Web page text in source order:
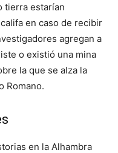
tierra estarían
en caso de recibir
agregan a
o existió una mina
la que se alza la
Romano.
en la Alhambra